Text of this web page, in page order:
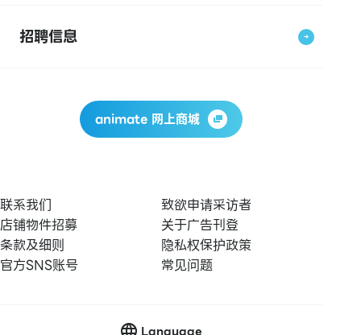
招聘信息
animate 网上商城
联系我们
致欲申请采访者
店铺物件招募
关于广告刊登
条款及细则
隐私权保护政策
官方SNS账号
常见问题
Language